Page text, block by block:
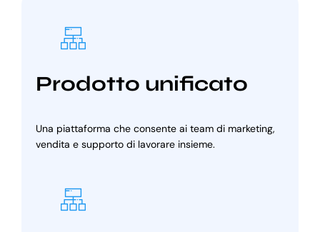
Prodotto unificato
Una piattaforma che consente ai team di marketing,
vendita e supporto di lavorare insieme.